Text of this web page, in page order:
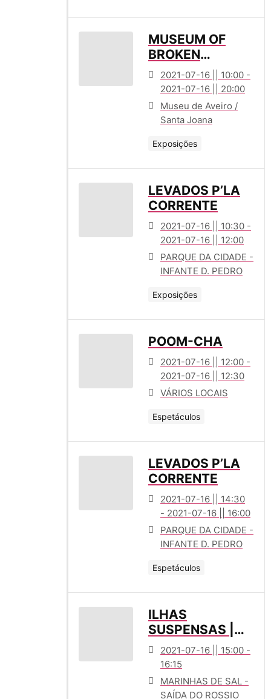
MUSEUM OF
BROKEN
RELATIONSHIPS
/ POP-UP
2021-07-16 || 10:00 -
2021-07-16 || 20:00
Museu de Aveiro /
Santa Joana
Exposições
LEVADOS P’LA
CORRENTE
2021-07-16 || 10:30 -
2021-07-16 || 12:00
PARQUE DA CIDADE -
INFANTE D. PEDRO
Exposições
POOM-CHA
2021-07-16 || 12:00 -
2021-07-16 || 12:30
VÁRIOS LOCAIS
Espetáculos
LEVADOS P’LA
CORRENTE
2021-07-16 || 14:30
- 2021-07-16 || 16:00
PARQUE DA CIDADE -
INFANTE D. PEDRO
Espetáculos
ILHAS
SUSPENSAS |
ILHA DE
ÁRVORES
2021-07-16 || 15:00 -
16:15
MARINHAS DE SAL -
SAÍDA DO ROSSIO